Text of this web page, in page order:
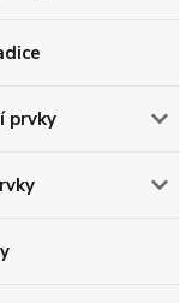
prvky